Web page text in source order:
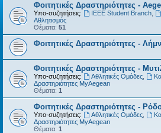
Φοιτητικές Δραστηριότητες -
Υπο-συζητήσεις: IEEE Student Branch,
Αθλητισμός
Θέματα: 51
Φοιτητικές Δραστηριότητες -
Φοιτητικές Δραστηριότητες -
Υπο-συζητήσεις: Αθλητικές Ομάδες,
Δραστηριότητες MyAegean
Θέματα: 1
Φοιτητικές Δραστηριότητες -
Υπο-συζητήσεις: Αθλητικές Ομάδες,
Δραστηριότητες MyAegean
Θέματα: 1